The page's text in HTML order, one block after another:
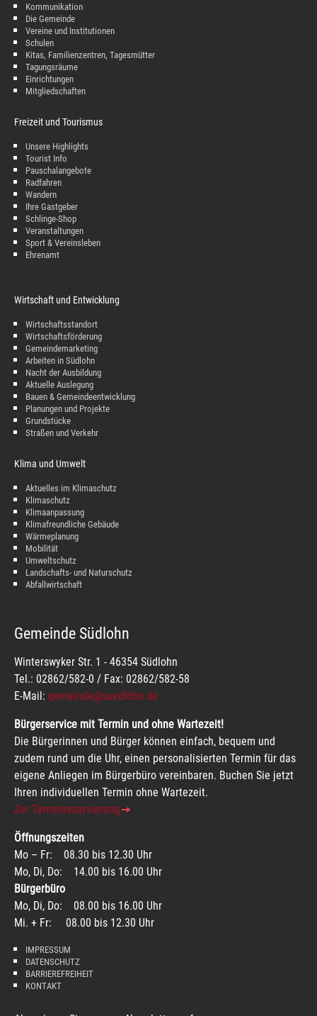
Kommunikation
Die Gemeinde
Vereine und Institutionen
Schulen
Kitas, Familienzentren, Tagesmütter
Tagungsräume
Einrichtungen
Mitgliedschaften
Freizeit und Tourismus
Unsere Highlights
Tourist Info
Pauschalangebote
Radfahren
Wandern
Ihre Gastgeber
Schlinge-Shop
Veranstaltungen
Sport & Vereinsleben
Ehrenamt
Wirtschaft und Entwicklung
Wirtschaftsstandort
Wirtschaftsförderung
Gemeindemarketing
Arbeiten in Südlohn
Nacht der Ausbildung
Aktuelle Auslegung
Bauen & Gemeindeentwicklung
Planungen und Projekte
Grundstücke
Straßen und Verkehr
Klima und Umwelt
Aktuelles im Klimaschutz
Klimaschutz
Klimaanpassung
Klimafreundliche Gebäude
Wärmeplanung
Mobilität
Umweltschutz
Landschafts- und Naturschutz
Abfallwirtschaft
Gemeinde Südlohn
Winterswyker Str. 1 - 46354 Südlohn
Tel.: 02862/582-0 / Fax: 02862/582-58
E-Mail: gemeinde@suedlohn.de
Bürgerservice mit Termin und ohne Wartezeit!
Die Bürgerinnen und Bürger können einfach, bequem und
zudem rund um die Uhr, einen personalisierten Termin für das
eigene Anliegen im Bürgerbüro vereinbaren. Buchen Sie jetzt
Ihren individuellen Termin ohne Wartezeit.
Zur Terminreservierung
Öffnungszeiten
Mo – Fr: 08.30 bis 12.30 Uhr
Mo, Di, Do: 14.00 bis 16.00 Uhr
Bürgerbüro
Mo, Di, Do: 08.00 bis 16.00 Uhr
Mi. + Fr: 08.00 bis 12.30 Uhr
IMPRESSUM
DATENSCHUTZ
BARRIEREFREIHEIT
KONTAKT